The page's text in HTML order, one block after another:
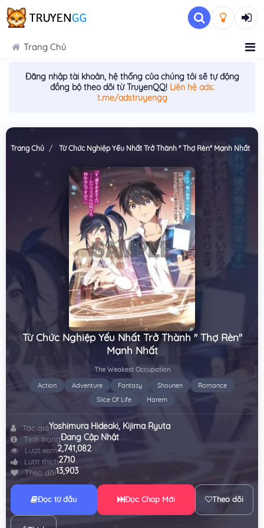
Trang Chủ
Đăng nhập tài khoản, hệ thống của chúng tôi sẽ tự động
đồng bộ theo dõi từ TruyenQQ! Liên hệ ads:
t.me/adstruyengg
Trang Chủ Từ Chức Nghiệp Yếu Nhất Trở Thành '' Thợ Rèn'' Mạnh Nhất
Từ Chức Nghiệp Yếu Nhất Trở Thành '' Thợ Rèn''
Mạnh Nhất
The Weakest Occupation
Action
Adventure Fantasy Shounen
Romance
Slice Of Life
Harem
Tác giảYoshimura Hideaki, Kijima Ryuta
Tình trạngĐang Cập Nhật
Lượt xem2,741,082
Lượt thích2710
Theo dõi13,903
Đọc từ đầu Đọc Chap Mới Theo dõi